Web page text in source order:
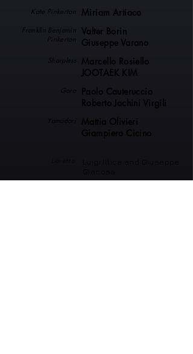
Kate Pinkerton Miriam Artiaco
Franklin Benjamin
Pinkerton
Valter Borin
Giuseppe Varano
Sharpless
Marcello Rosiello
JOOTAEK KIM
Goro
Paolo Cauteruccio
Roberto Jachini Virgili
Yamadori
Mattia Olivieri
Giampiero Cicino